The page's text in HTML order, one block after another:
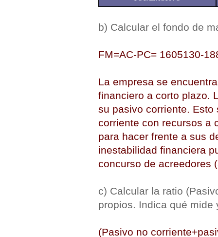
b) Calcular el fondo de
FM=AC-PC= 1605130-
La empresa se
financiero a corto plazo.
su pasivo corriente.
corriente con recursos a
para hacer frente a sus
inestabilidad financiera
concurso de acreedores
c) Calcular la ratio
propios. Indica qué mide
(Pasivo no